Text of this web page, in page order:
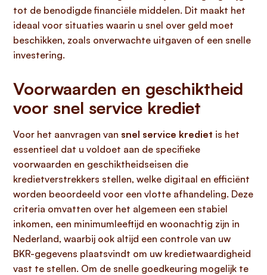
tot de benodigde financiële middelen. Dit maakt het
ideaal voor situaties waarin u snel over geld moet
beschikken, zoals onverwachte uitgaven of een snelle
investering.
Voorwaarden en geschiktheid
voor snel service krediet
Voor het aanvragen van snel service krediet is het
essentieel dat u voldoet aan de specifieke
voorwaarden en geschiktheidseisen die
kredietverstrekkers stellen, welke digitaal en efficiënt
worden beoordeeld voor een vlotte afhandeling. Deze
criteria omvatten over het algemeen een stabiel
inkomen, een minimumleeftijd en woonachtig zijn in
Nederland, waarbij ook altijd een controle van uw
BKR-gegevens plaatsvindt om uw kredietwaardigheid
vast te stellen. Om de snelle goedkeuring mogelijk te